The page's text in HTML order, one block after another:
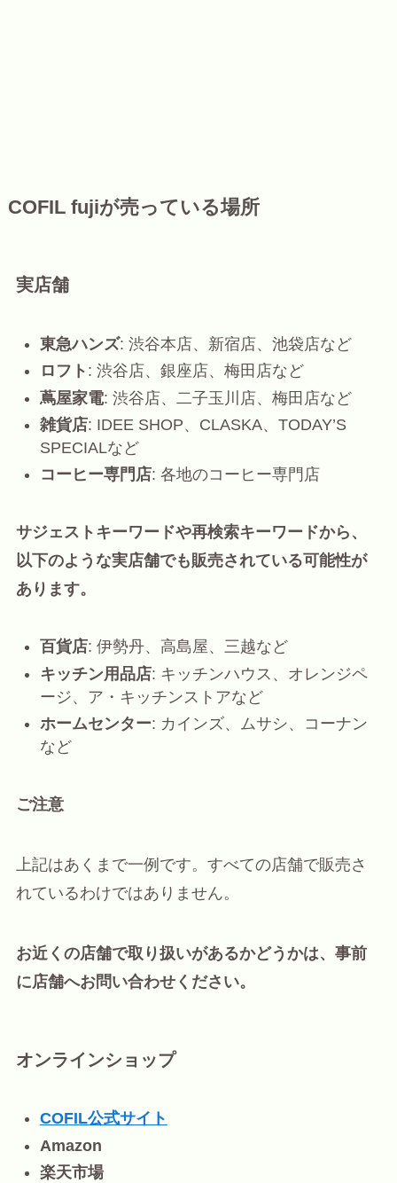
COFIL fujiが売っている場所
実店舗
東急ハンズ: 渋谷本店、新宿店、池袋店など
ロフト : 渋谷店、銀座店、梅田店など
蔦屋家電: 渋谷店、二子玉川店、梅田店など
雑貨店: IDEE SHOP、CLASKA、TODAY’S
SPECIALなど
コーヒー専門店: 各地のコーヒー専門店
サジェストキーワードや再検索キーワードから、
以下のような実店舗でも販売されている可能性が
あります。
百貨店: 伊勢丹、高島屋、三越など
キッチン用品店: キッチンハウス、オレンジペ
ージ、ア・キッチンストアなど
ホームセンター: カインズ、ムサシ、コーナン
など
ご注意
上記はあくまで一例です。すべての店舗で販売さ
れているわけではありません。
お近くの店舗で取り扱いがあるかどうかは、事前
に店舗へお問い合わせください。
オンラインショップ
COFIL公式サイト
Amazon
楽天市場